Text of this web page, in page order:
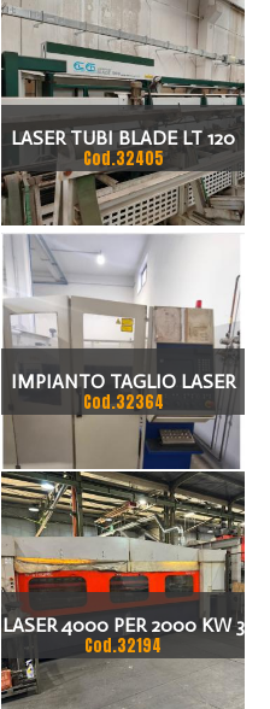
LASER TUBI BLADE LT 120
CON CARICATORE
Cod.32405
IMPIANTO TAGLIO LASER
TRUMPF TRUMATIC TLC
3030
Cod.32364
LASER 4000 PER 2000 KW 3
CON MANDRINO TAGLIA
Cod.32194